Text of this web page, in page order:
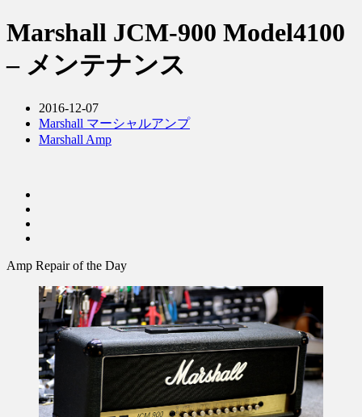
Marshall JCM-900 Model4100
– メンテナンス
2016-12-07
Marshall マーシャルアンプ
Marshall Amp
Amp Repair of the Day